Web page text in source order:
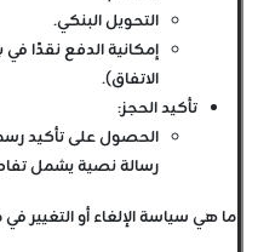
التحويل البنكي.
إمكانية الدفع نقدًا
الاتفاق).
تأكيد الحجز:
الحصول على تأكيد
رسالة نصية يشمل
ما هي سياسة الإلغاء أو التغيير في